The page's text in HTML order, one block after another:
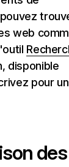
web
disponible
pour un
des